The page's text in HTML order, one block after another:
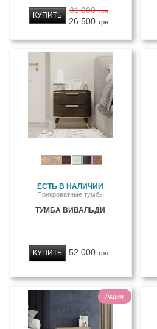
31 000 грн
26 500 грн
КУПИТЬ
ЕСТЬ В НАЛИЧИИ
Прикроватные тумбы
ТУМБА ВИВАЛЬДИ
52 000 грн
КУПИТЬ
Акция